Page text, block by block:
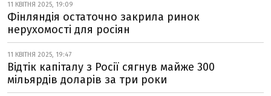
11 КВІТНЯ 2025, 19:09
Фінляндія остаточно закрила ринок
нерухомості для росіян
11 КВІТНЯ 2025, 19:47
Відтік капіталу з Росії сягнув майже 300
мільярдів доларів за три роки